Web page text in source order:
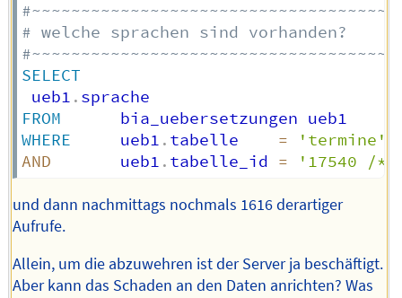
#~~~~~~~~~~~~~~~~~~~~~~~~~~~~~~~~~~~~
# welche sprachen sind vorhanden?
#~~~~~~~~~~~~~~~~~~~~~~~~~~~~~~~~~~~~
SELECT
ueb1 .
FROM
WHERE
     ueb1
. tabelle =
'termine'
AND
       ueb1
. tabelle_id = '17540 /
und dann nachmittags nochmals 1616 derartiger
Aufrufe.
Allein, um die abzuwehren ist der Server ja beschäftigt.
Aber kann das Schaden an den Daten anrichten? Was